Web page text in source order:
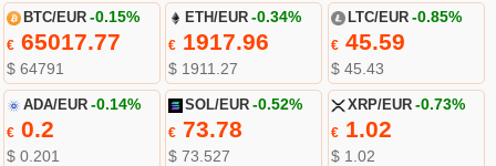
BTC/EUR -0.15%
€65017.77
$ 64791
ETH/EUR -0.34%
€ 1917.96
$ 1911.27
LTC/EUR -0.85%
€45.59
$ 45.43
ADA/EUR -0.14%
€0.2
$ 0.201
SOL/EUR -0.52%
€ 73.78
$ 73.527
XRP/EUR -0.73%
€1.02
$ 1.02